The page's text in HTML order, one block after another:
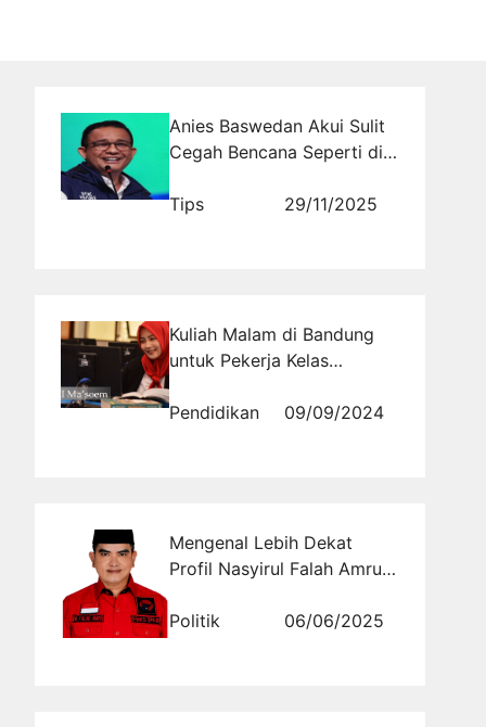
Anies Baswedan Akui Sulit
Cegah Bencana Seperti di
Bisa Dikurangi dengan Cara
Tips 29/11/2025
Kuliah Malam di Bandung
untuk Pekerja Kelas
University
Pendidikan 09/09/2024
Mengenal Lebih Dekat
Profil Nasyirul Falah Amru
Jawa Timur X
Politik 06/06/2025